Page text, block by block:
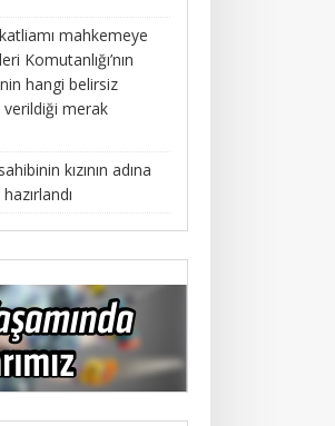
mahkemeye
Komutanlığı’nın
hangi belirsiz
merak
kızının adına